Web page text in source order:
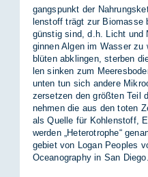
gangs­punkt der
len­stoff trägt zur Bio­mas­se
güns­tig sind, d.h. Licht und
gin­nen Al­gen im Was­ser
blü­ten ab­klin­gen, ster­ben
len sin­ken zum
un­ten tun sich an­de­re
zer­set­zen den größ­ten Teil
neh­men die aus den to­ten
als Quel­le für Koh­len­stoff,
wer­den „He­te­ro­tro­phe“
ge­biet von Lo­gan Peop­les
Ocea­no­gra­phy in San Die­go.